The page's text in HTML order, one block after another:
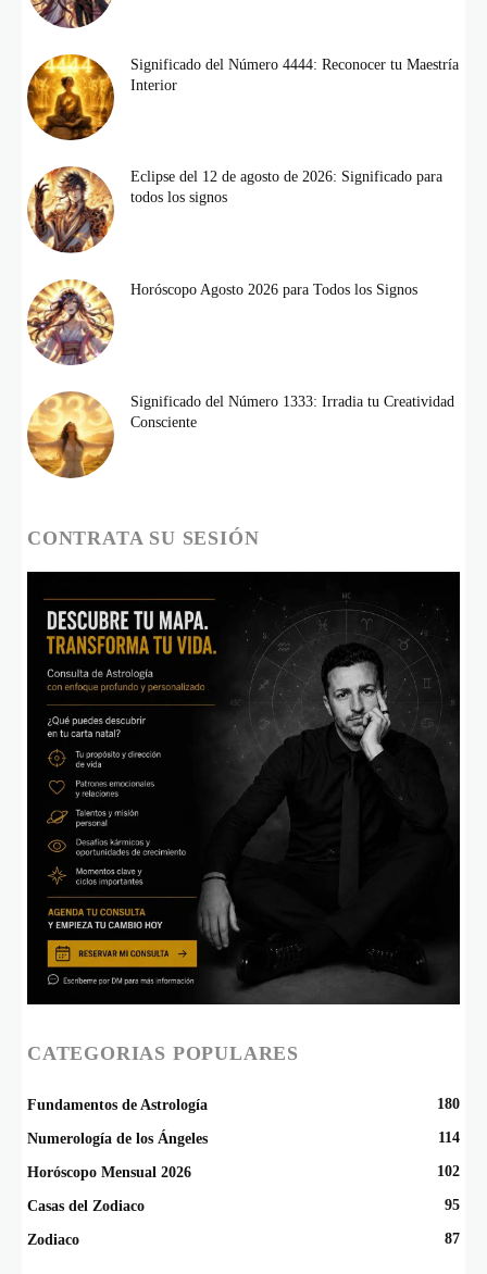
Significado del Número 4444: Reconocer tu Maestría
Interior
Eclipse del 12 de agosto de 2026: Significado para
todos los signos
Horóscopo Agosto 2026 para Todos los Signos
Significado del Número 1333: Irradia tu Creatividad
Consciente
CONTRATA SU SESIÓN
CATEGORIAS POPULARES
Fundamentos de Astrología 180
Numerología de los Ángeles 114
Horóscopo Mensual 2026 102
Casas del Zodiaco 95
Zodiaco 87